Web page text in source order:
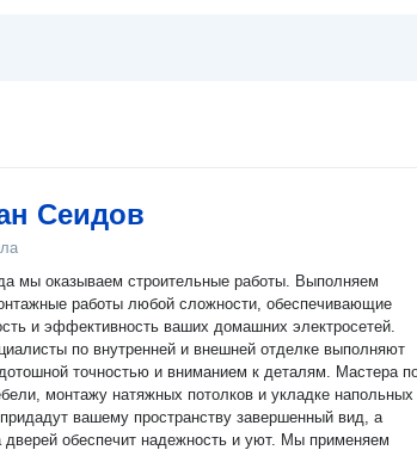
Сеидов
мы оказываем строительные работы. Выполняем
работы любой сложности, обеспечивающие
и эффективность ваших домашних электросетей.
по внутренней и внешней отделке выполняют
точностью и вниманием к деталям. Мастера
монтажу натяжных потолков и укладке напольных
вашему пространству завершенный вид, а
дверей обеспечит надежность и уют. Мы применяем